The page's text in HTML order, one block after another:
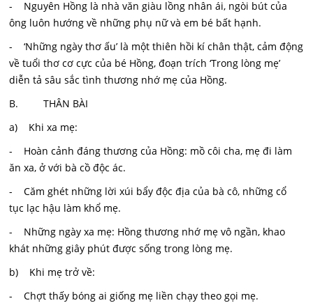
- Nguyên Hồng là nhà văn giàu lồng nhân ái, ngòi bút của
ông luôn hướng về những phụ nữ và em bé bất hạnh.
- ‘Những ngày thơ ấu’ là một thiên hồi kí chân thật, cảm động
về tuổi thơ cơ cực của bé Hồng, đoạn trích ‘Trong lòng mẹ’
diễn tả sâu sắc tình thương nhớ mẹ của Hồng.
B. THÂN BÀI
a) Khi xa mẹ:
- Hoàn cảnh đáng thương của Hồng: mồ côi cha, mẹ đi làm
ăn xa, ở với bà cồ độc ác.
- Căm ghét những lời xúi bẩy độc địa của bà cô, những cổ
tục lạc hậu làm khổ mẹ.
- Những ngày xa mẹ: Hồng thương nhớ mẹ vô ngần, khao
khát những giây phút được sống trong lòng mẹ.
b) Khi mẹ trở về:
- Chợt thấy bóng ai giống mẹ liền chạy theo gọi mẹ.